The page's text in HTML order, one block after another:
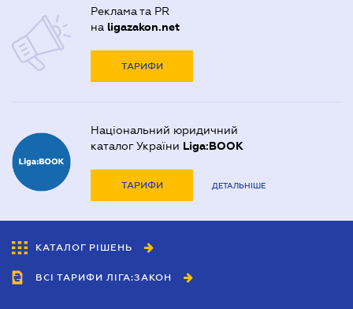
Реклама та PR
на ligazakon.net
ТАРИФИ
Національний юридичний
каталог України Liga:BOOK
ТАРИФИ ДЕТАЛЬНІШЕ
КАТАЛОГ РІШЕНЬ
ВСІ ТАРИФИ ЛІГА:ЗАКОН